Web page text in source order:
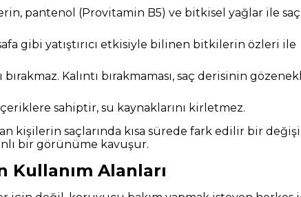
pantenol (Provitamin B5) ve bitkisel yağlar ile
gibi yatıştırıcı etkisiyle bilinen bitkilerin özleri ile
Kalıntı bırakmaması, saç derisinin
sahiptir, su kaynaklarını kirletmez.
kişilerin saçlarında kısa sürede fark edilir bir
bir görünüme kavuşur.
Kullanım Alanları